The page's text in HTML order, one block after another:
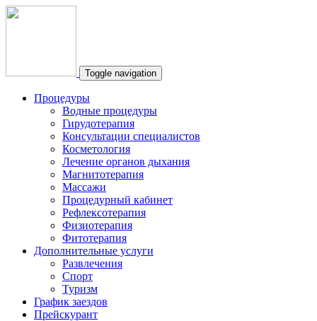
Toggle navigation
Процедуры
Водные процедуры
Гирудотерапия
Консультации специалистов
Косметология
Лечение органов дыхания
Магнитотерапия
Массажи
Процедурный кабинет
Рефлексотерапия
Физиотерапия
Фитотерапия
Дополнительные услуги
Развлечения
Спорт
Туризм
График заездов
Прейскурант